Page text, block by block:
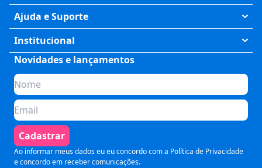
Exatas
Humanas
Saúde
Tecnologia
Preparatórios
Comunicação
Pós Graduação
Ajuda e Suporte
Meus Cursos
Fale Conosco
Perguntas Frequentes
Formas de Pagamento
Política de Cancelamento
Termos de Uso
Segurança e Privacidade
Institucional
Quem somos
Planos de assinatura
Para Empresas
Seja um parceiro
Blog
Novidades e lançamentos
Cadastrar
Ao informar meus dados eu eu concordo com a Política de Privacidade
e concordo em receber comunicações.